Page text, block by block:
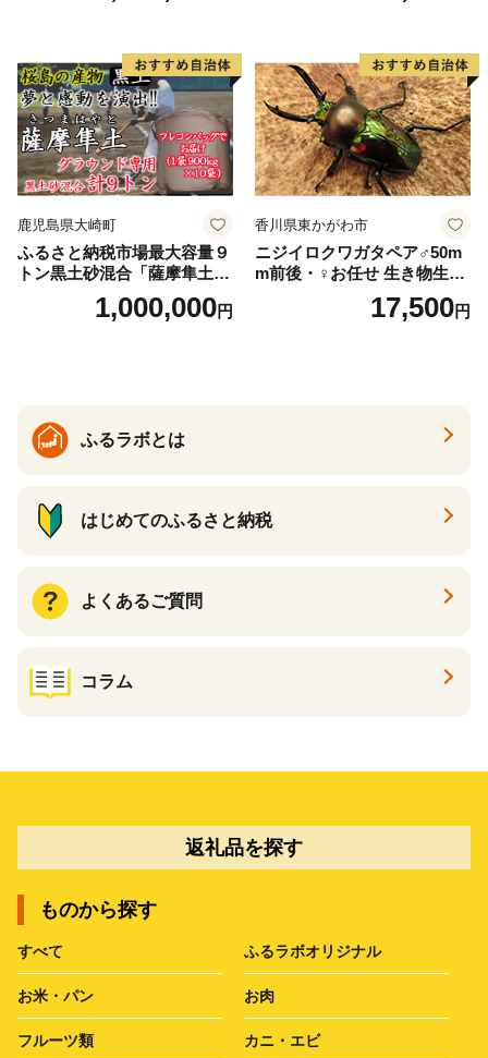
鹿児島県大崎町
ふるさと納税市場最大容量９
トン黒土砂混合「薩摩隼土」
（夢と感動の演出のグラウン
1,000,000円
香川県東かがわ市
ニジイロクワガタペア♂50m
m前後・♀お任せ 生き物生き
17,500円
ふるラボとは
はじめてのふるさと納税
よくあるご質問
コラム
返礼品を探す
ものから探す
すべて ふるラボオリジナル
お米・パン お肉
フルーツ類 カニ・エビ